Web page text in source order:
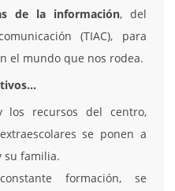
de la información, del
(TIAC), para
el mundo que nos rodea.
los recursos del centro,
se ponen a
su familia.
formación, se